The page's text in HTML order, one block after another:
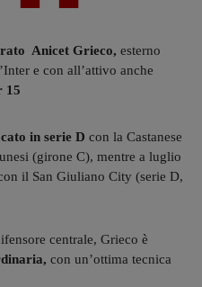
Anicet Grieco, esterno
e con all’attivo anche
15
in serie D con la Castanese
(girone C), mentre a luglio
il San Giuliano City (serie D,
centrale, Grieco è
con un’ottima tecnica